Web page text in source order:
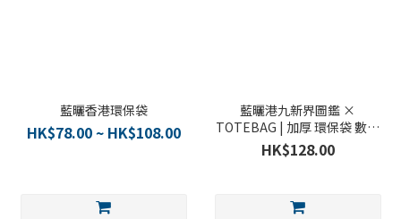
藍曬香港環保袋
HK$78.00 ~ HK$108.00
藍曬港九新界圖鑑 ×
TOTEBAG | 加厚 環保袋 數碼
印刷 香港設計
HK$128.00